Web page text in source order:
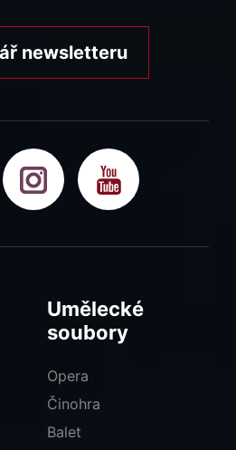
newsletteru
Umělecké
soubory
Opera
Činohra
Balet